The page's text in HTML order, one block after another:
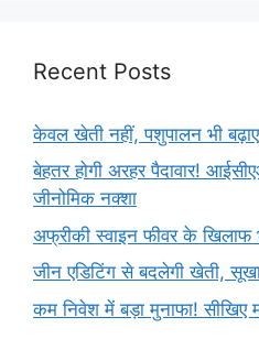
Recent Posts
केवल खेती नहीं, पशुपालन भी
बेहतर होगी अरहर पैदावार!
जीनोमिक नक्शा
अफ्रीकी स्वाइन फीवर के खिलाफ
जीन एडिटिंग से बदलेगी खेती,
कम निवेश में बड़ा मुनाफा!